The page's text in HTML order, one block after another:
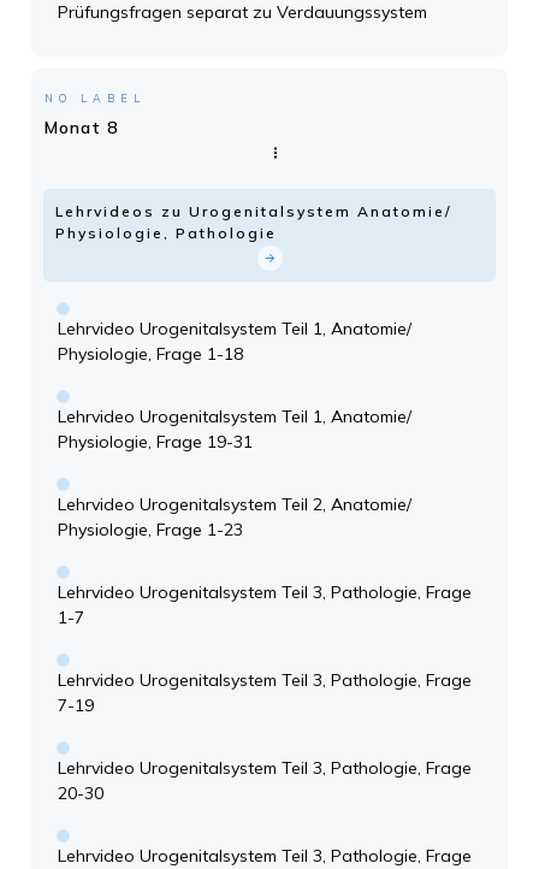
Prüfungsfragen separat zu Verdauungssystem
NO LABEL
Monat 8
Lehrvideos zu Urogenitalsystem Anatomie/
Physiologie, Pathologie
Lehrvideo Urogenitalsystem Teil 1, Anatomie/
Physiologie, Frage 1-18
Lehrvideo Urogenitalsystem Teil 1, Anatomie/
Physiologie, Frage 19-31
Lehrvideo Urogenitalsystem Teil 2, Anatomie/
Physiologie, Frage 1-23
Lehrvideo Urogenitalsystem Teil 3, Pathologie, Frage
1-7
Lehrvideo Urogenitalsystem Teil 3, Pathologie, Frage
7-19
Lehrvideo Urogenitalsystem Teil 3, Pathologie, Frage
20-30
Lehrvideo Urogenitalsystem Teil 3, Pathologie, Frage